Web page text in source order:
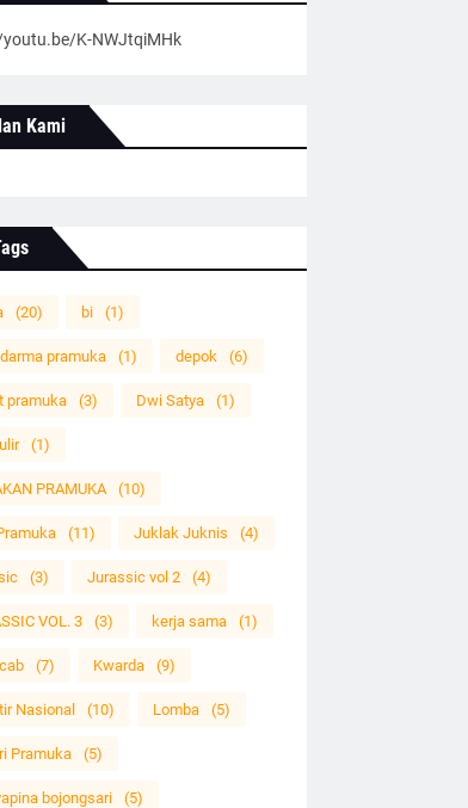
K-NWJtqiMHk
Kami
(20) bi (1)
pramuka (1) depok (6)
pramuka (3) Dwi Satya (1)
(1)
PRAMUKA (10)
(11) Juklak Juknis (4)
(3) Jurassic vol 2 (4)
VOL. 3 (3) kerja sama (1)
(7) Kwarda (9)
Nasional (10) Lomba (5)
Pramuka (5)
bojongsari (5)